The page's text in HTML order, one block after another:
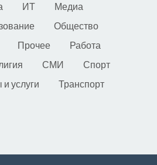
ИТ
Медиа
Общество
Прочее
Работа
СМИ
Спорт
услуги
Транспорт